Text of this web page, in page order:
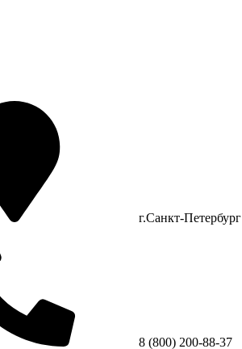
г.Санкт-Петербург
8 (800) 200-88-37